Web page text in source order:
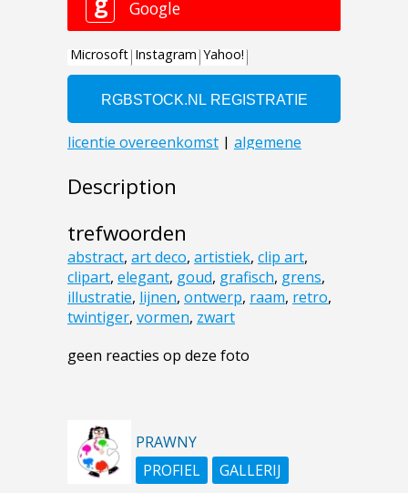
Description
trefwoorden
abstract, art deco, artistiek, clip art,
clipart, elegant, goud, grafisch, grens,
illustratie, lijnen, ontwerp, raam, retro,
twintiger, vormen, zwart
geen reacties op deze foto
PRAWNY
PROFIEL
GALLERIJ